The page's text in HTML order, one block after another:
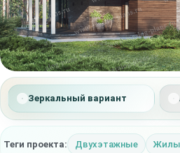
Зеркальный вариант
Теги проекта: Двухэтажные